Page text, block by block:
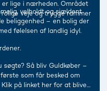
lige i nærheden. Området
veje og trygge rammer
velholdt og sjældent
beliggenhed – en bolig der
følelsen af landlig idyl.
søgte? Så bliv Guldkøber –
som får besked om
på linket her for at blive